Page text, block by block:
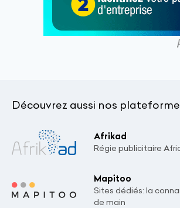
Découvrez aussi nos
Afrikad
Régie publicitaire
Mapitoo
Sites dédiés: la
de main